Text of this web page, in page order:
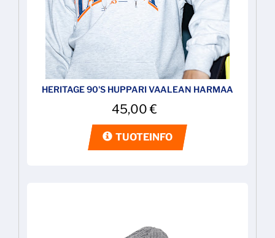
HERITAGE 90'S HUPPARI VAALEAN HARMAA
45,00€
TUOTEINFO